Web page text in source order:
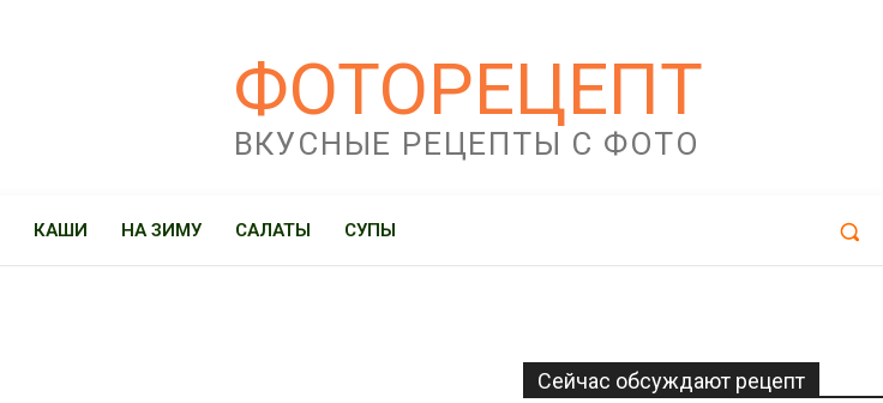
ФОТОРЕЦЕПТ
ВКУСНЫЕ РЕЦЕПТЫ С ФОТО
КАШИ НА ЗИМУ САЛАТЫ СУПЫ
Сейчас обсуждают рецепт